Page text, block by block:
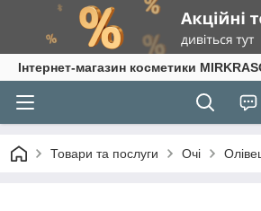
Інтернет-магазин косметики
Товари та послуги Очі